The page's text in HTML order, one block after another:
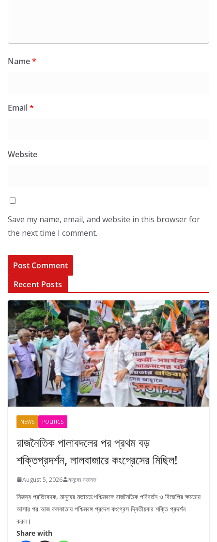
Name*
Email*
Website
Save my name, email, and website in this browser for
the next time I comment.
Recent Posts
NEWS POLITICS
রাজনৈতিক পালাবদলের পর প্রথম বড়
শক্তিপ্রদর্শন, লালবাজারে কংগ্রেসের মিছিল!
August 5, 2026 মানুষের মতামত
নিজস্ব প্রতিবেদক, মানুষের মতামত:পশ্চিমবঙ্গে রাজনৈতিক পরিবর্তন ও বিজেপির ক্ষমতায়
আসার পর আজ কলকাতায় পশ্চিমবঙ্গ প্রদেশ কংগ্রেস দ্বিতীয়বার শক্তি প্রদর্শন
করল।
Share with